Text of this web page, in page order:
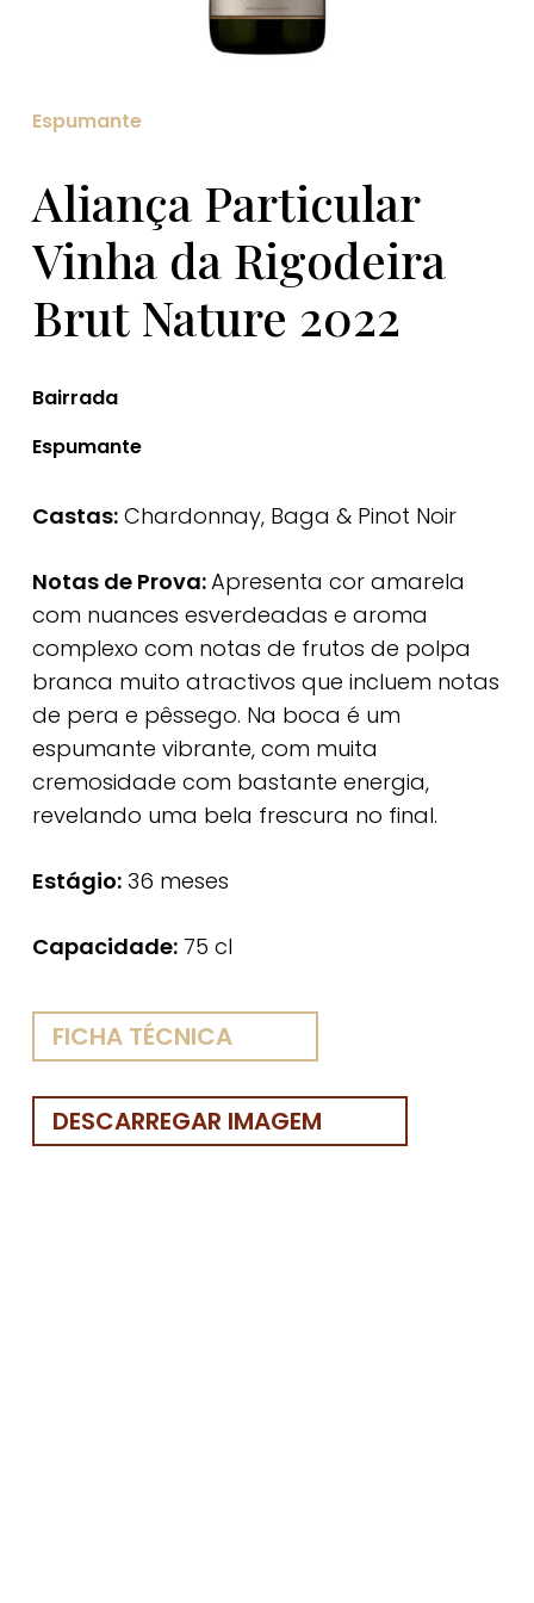
Espumante
Aliança Particular
Vinha da Rigodeira
Brut Nature 2022
Bairrada
Espumante
Castas:Chardonnay, Baga & Pinot Noir
Notas de Prova:Apresenta cor amarela
com nuances esverdeadas e aroma
complexo com notas de frutos de polpa
branca muito atractivos que incluem notas
de pera e pêssego. Na boca é um
espumante vibrante, com muita
cremosidade com bastante energia,
revelando uma bela frescura no final.
Estágio:36 meses
Capacidade:75 cl
FICHA TÉCNICA
DESCARREGAR IMAGEM